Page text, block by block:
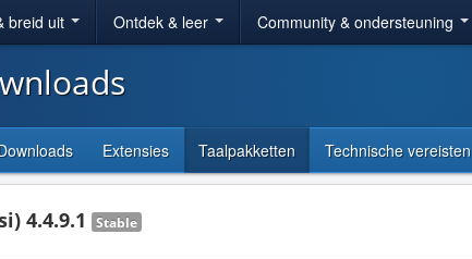
breid uit Ontdek & leer Community & ondersteuning
Extensies Taalpakketten Technische vereisten
4.4.9.1 Stable